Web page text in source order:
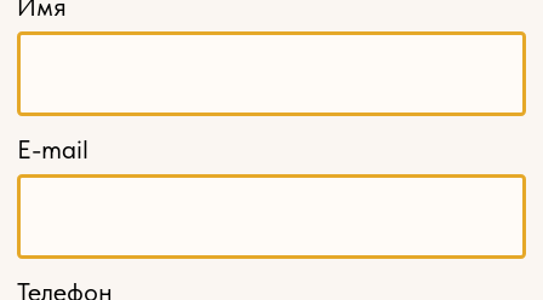
Кромка из шпона
Шпон пиленый, ламели
Навершия и свесы
Карнизы
Мебельные ножки и опоры